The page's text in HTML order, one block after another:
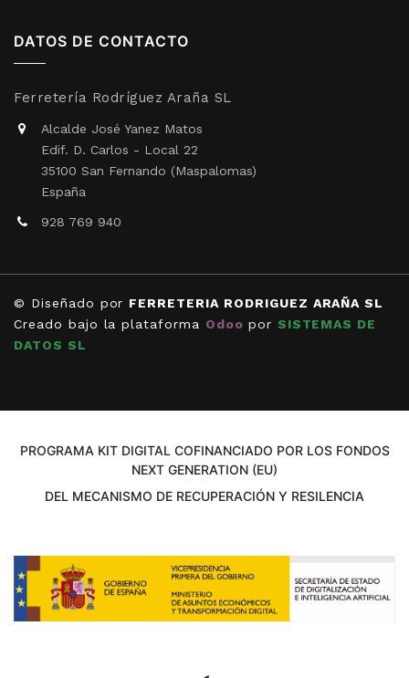
DATOS DE CONTACTO
Ferretería Rodríguez Araña SL
Alcalde José Yanez Matos
Edif. D. Carlos - Local 22
35100 San Fernando (Maspalomas)
España
928 769 940
© Diseñado por FERRETERIA RODRIGUEZ ARAÑA SL
Creado bajo la plataforma Odoo por SISTEMAS DE
DATOS SL
PROGRAMA KIT DIGITAL COFINANCIADO POR LOS FONDOS
NEXT GENERATION (EU)
DEL MECANISMO DE RECUPERACIÓN Y RESILENCIA